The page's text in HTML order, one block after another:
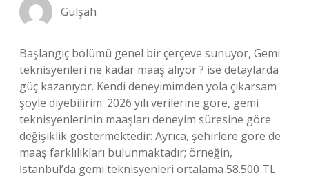
Gülşah
Başlangıç bölümü genel bir çerçeve sunuyor, Gemi
teknisyenleri ne kadar maaş alıyor ? ise detaylarda
güç kazanıyor. Kendi deneyimimden yola çıkarsam
şöyle diyebilirim: 2026 yılı verilerine göre, gemi
teknisyenlerinin maaşları deneyim süresine göre
değişiklik göstermektedir: Ayrıca, şehirlere göre de
maaş farklılıkları bulunmaktadır; örneğin,
İstanbul’da gemi teknisyenleri ortalama 58.500 TL